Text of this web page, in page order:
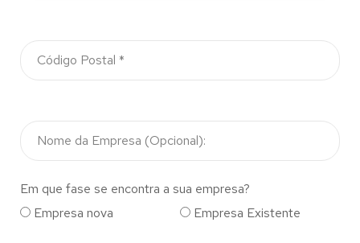
Em que fase se encontra a sua empresa?
Empresa nova
Empresa Existente